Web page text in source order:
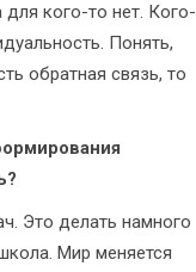
кого-то нет. Кого-
Понять,
обратная связь, то
Это делать намного
Мир меняется